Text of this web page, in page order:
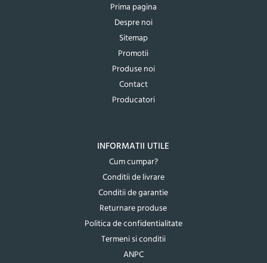
Prima pagina
Despre noi
Sitemap
Promotii
Produse noi
Contact
Producatori
INFORMATII UTILE
Cum cumpar?
Conditii de livrare
Conditii de garantie
Returnare produse
Politica de confidentialitate
Termeni si conditii
ANPC